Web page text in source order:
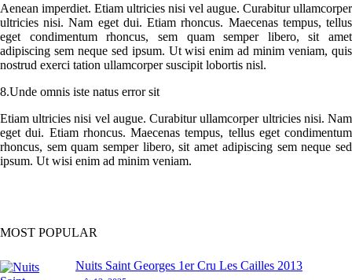
Aenean imperdiet. Etiam ultricies nisi vel augue. Curabitur ullamcorper
ultricies nisi. Nam eget dui. Etiam rhoncus. Maecenas tempus, tellus
eget condimentum rhoncus, sem quam semper libero, sit amet
adipiscing sem neque sed ipsum. Ut wisi enim ad minim veniam, quis
nostrud exerci tation ullamcorper suscipit lobortis nisl.
8.Unde omnis iste natus error sit
Etiam ultricies nisi vel augue. Curabitur ullamcorper ultricies nisi. Nam
eget dui. Etiam rhoncus. Maecenas tempus, tellus eget condimentum
rhoncus, sem quam semper libero, sit amet adipiscing sem neque sed
ipsum. Ut wisi enim ad minim veniam.
MOST POPULAR
Nuits Saint Georges 1er Cru Les Cailles 2013